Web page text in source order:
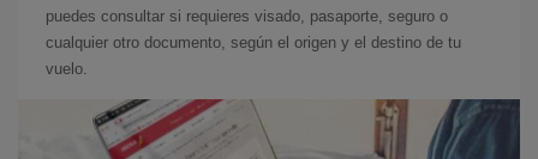
puedes consultar si requieres visado, pasaporte, seguro o
cualquier otro documento, según el origen y el destino de tu
vuelo.